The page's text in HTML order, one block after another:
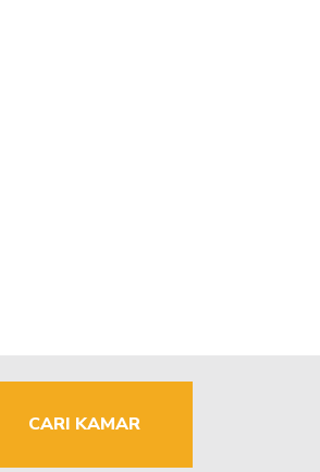
CARI KAMAR